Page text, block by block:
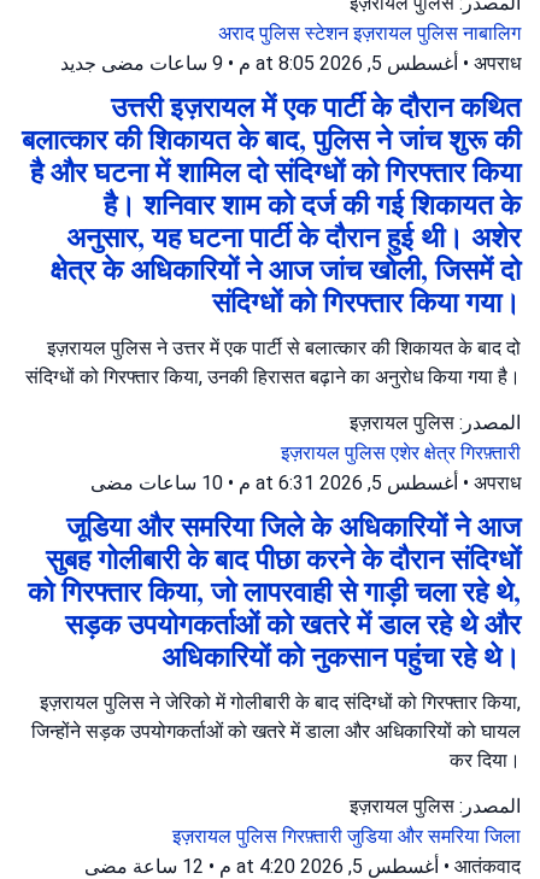
अराद पुलिस स्टेशनइज़रायल पुलिसनाबालिग
अपराध
• أغسطس 5, 2026 at 8:05 م • 9 ساعات مضى جديد
उत्तरी इज़रायल में एक पार्टी के दौरान कथित
बलात्कार की शिकायत के बाद, पुलिस ने जांच शुरू की
है और घटना में शामिल दो संदिग्धों को गिरफ्तार किया
है। शनिवार शाम को दर्ज की गई शिकायत के
अनुसार, यह घटना पार्टी के दौरान हुई थी। अशेर
क्षेत्र के अधिकारियों ने आज जांच खोली, जिसमें दो
संदिग्धों को गिरफ्तार किया गया।
इज़रायल पुलिस ने उत्तर में एक पार्टी से बलात्कार की शिकायत के बाद दो
संदिग्धों को गिरफ्तार किया, उनकी हिरासत बढ़ाने का अनुरोध किया गया है।
المصدر: इज़रायल पुलिस
इज़रायल पुलिसएशेर क्षेत्रगिरफ़्तारी
अपराध
• أغسطس 5, 2026 at 6:31 م • 10 ساعات مضى
जूडिया और समरिया जिले के अधिकारियों ने आज
सुबह गोलीबारी के बाद पीछा करने के दौरान संदिग्धों
को गिरफ्तार किया, जो लापरवाही से गाड़ी चला रहे थे,
सड़क उपयोगकर्ताओं को खतरे में डाल रहे थे और
अधिकारियों को नुकसान पहुंचा रहे थे।
इज़रायल पुलिस ने जेरिको में गोलीबारी के बाद संदिग्धों को गिरफ्तार किया,
जिन्होंने सड़क उपयोगकर्ताओं को खतरे में डाला और अधिकारियों को घायल
कर दिया।
المصدر: इज़रायल पुलिस
इज़रायल पुलिसगिरफ़्तारीजुडिया और समरिया जिला
आतंकवाद
• أغسطس 5, 2026 at 4:20 م • 12 ساعة مضى